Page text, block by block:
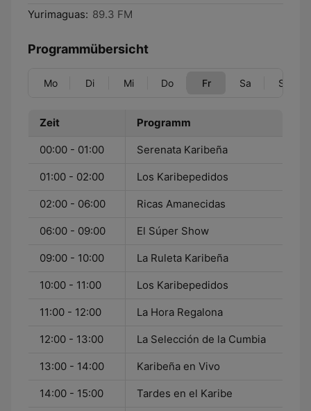
Yurimaguas: 89.3 FM
Programmübersicht
Mo Di Mi Do Fr Sa So
Zeit Programm
00:00 - 01:00 Serenata Karibeña
01:00 - 02:00 Los Karibepedidos
02:00 - 06:00 Ricas Amanecidas
06:00 - 09:00 El Súper Show
09:00 - 10:00 La Ruleta Karibeña
10:00 - 11:00 Los Karibepedidos
11:00 - 12:00 La Hora Regalona
12:00 - 13:00 La Selección de la Cumbia
13:00 - 14:00 Karibeña en Vivo
14:00 - 15:00 Tardes en el Karibe